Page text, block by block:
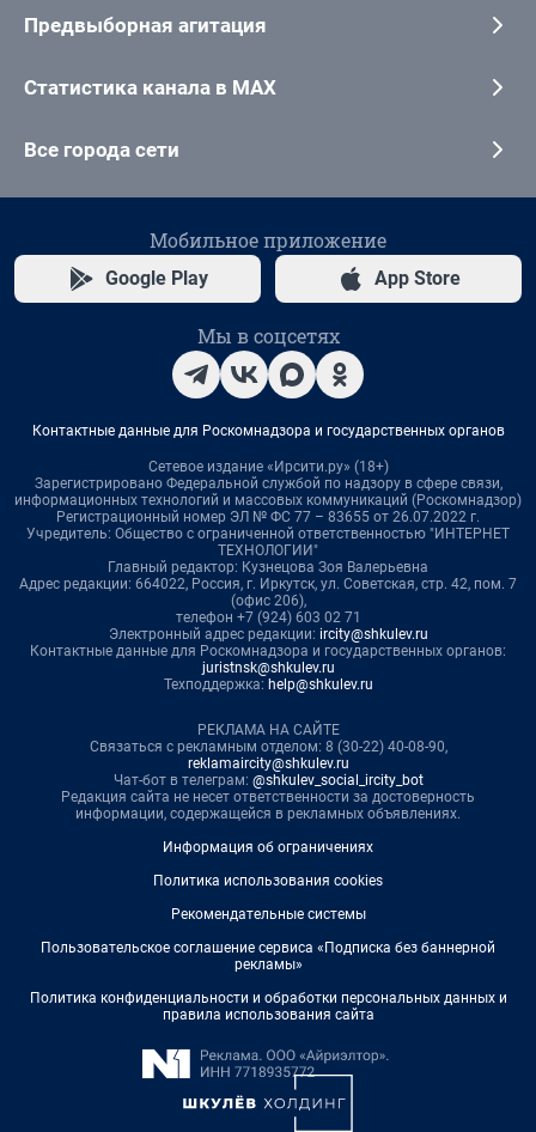
Предвыборная агитация
Статистика канала в MAX
Все города сети
Мобильное приложение
Google Play App Store
Мы в соцсетях
Контактные данные для Роскомнадзора и государственных органов
Сетевое издание «Ирсити.ру» (18+)
Зарегистрировано Федеральной службой по надзору в сфере связи,
информационных технологий и массовых коммуникаций (Роскомнадзор)
Регистрационный номер ЭЛ № ФС 77 – 83655 от 26.07.2022 г.
Учредитель: Общество с ограниченной ответственностью "ИНТЕРНЕТ
ТЕХНОЛОГИИ"
Главный редактор: Кузнецова Зоя Валерьевна
Адрес редакции: 664022, Россия, г. Иркутск, ул. Советская, стр. 42, пом. 7
(офис 206),
телефон +7 (924) 603 02 71
Электронный адрес редакции: ircity@shkulev.ru
Контактные данные для Роскомнадзора и государственных органов:
juristnsk@shkulev.ru
Техподдержка: help@shkulev.ru
РЕКЛАМА НА САЙТЕ
Связаться с рекламным отделом: 8 (30-22) 40-08-90,
reklamaircity@shkulev.ru
Чат-бот в телеграм: @shkulev_social_ircity_bot
Редакция сайта не несет ответственности за достоверность
информации, содержащейся в рекламных объявлениях.
Информация об ограничениях
Политика использования cookies
Рекомендательные системы
Пользовательское соглашение сервиса «Подписка без баннерной
рекламы»
Политика конфиденциальности и обработки персональных данных и
правила использования сайта